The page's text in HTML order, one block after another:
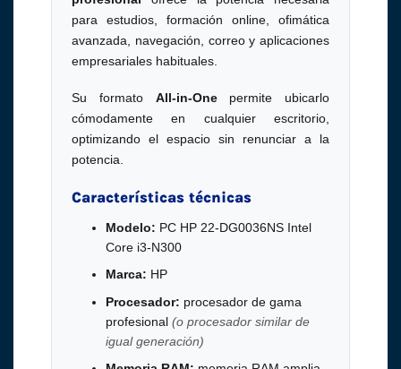
para estudios, formación online, ofimática
avanzada, navegación, correo y aplicaciones
empresariales habituales.
Su formato All-in-Onepermite ubicarlo
cómodamente en cualquier escritorio,
optimizando el espacio sin renunciar a la
potencia.
Características técnicas
Modelo: PC HP 22-DG0036NS Intel
Core i3-N300
Marca: HP
Procesador: procesador de gama
profesional (o procesador similar de
igual generación)